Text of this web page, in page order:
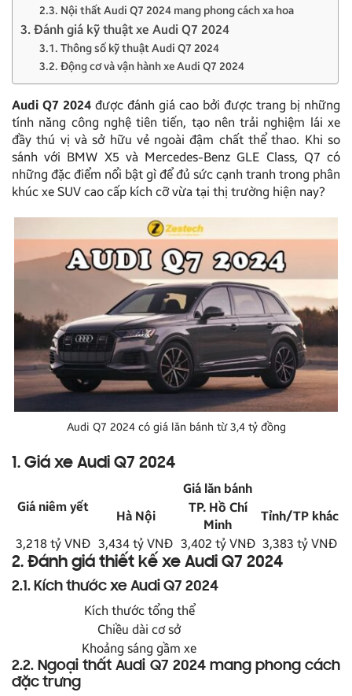
2.3. Nội thất Audi Q7 2024 mang phong cách xa hoa
3. Đánh giá kỹ thuật xe Audi Q7 2024
3.1. Thông số kỹ thuật Audi Q7 2024
3.2. Động cơ và vận hành xe Audi Q7 2024
Audi Q7 2024 được đánh giá cao bởi được trang bị những
tính năng công nghệ tiên tiến, tạo nên trải nghiệm lái xe
đầy thú vị và sở hữu vẻ ngoài đậm chất thể thao. Khi so
sánh với BMW X5 và Mercedes-Benz GLE Class, Q7 có
những đặc điểm nổi bật gì để đủ sức cạnh tranh trong phân
khúc xe SUV cao cấp kích cỡ vừa tại thị trường hiện nay?
Audi Q7 2024 có giá lăn bánh từ 3,4 tỷ đồng
1. Giá xe Audi Q7 2024
Giá niêm yết
Giá lăn bánh
Hà Nội
TP. Hồ Chí
Minh
Tỉnh/TP khác
3,218 tỷ VNĐ 3,434 tỷ VNĐ 3,402 tỷ VNĐ 3,383 tỷ VNĐ
2. Đánh giá thiết kế xe Audi Q7 2024
2.1. Kích thước xe Audi Q7 2024
Kích thước tổng thể
Chiều dài cơ sở
Khoảng sáng gầm xe
2.2. Ngoại thất Audi Q7 2024 mang phong cách
đặc trưng